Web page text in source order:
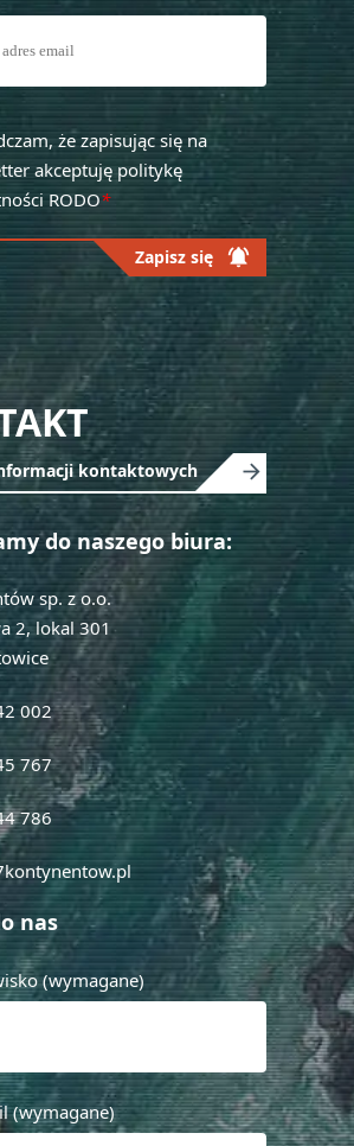
że zapisując się na
akceptuję politykę
RODO*
Zapisz się notifications_active
kontaktowych
do naszego biura:
sp. z o.o.
2, lokal 301
002
767
786
nas
(wymagane)
(wymagane)